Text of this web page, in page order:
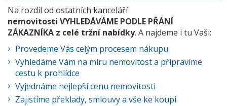
Na rozdíl od ostatních kanceláří
nemovitosti VYHLEDÁVÁME PODLE PŘÁNÍ
ZÁKAZNÍKA z celé tržní nabídky. A najdeme i tu Vaši:
Provedeme Vás celým procesem nákupu
Vyhledáme Vám na míru nemovitost a připravíme
cestu k prohlídce
Vyjednáme nejlepší cenu nemovitosti
Zajistíme překlady, smlouvy a vše ke koupi